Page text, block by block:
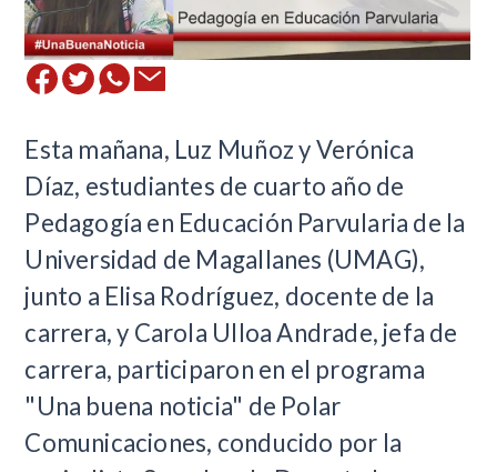
​Esta mañana, Luz Muñoz y Verónica
Díaz, estudiantes de cuarto año de
Pedagogía en Educación Parvularia de la
Universidad de Magallanes (UMAG),
junto a Elisa Rodríguez, docente de la
carrera, y Carola Ulloa Andrade, jefa de
carrera, participaron en el programa
"Una buena noticia" de Polar
Comunicaciones, conducido por la